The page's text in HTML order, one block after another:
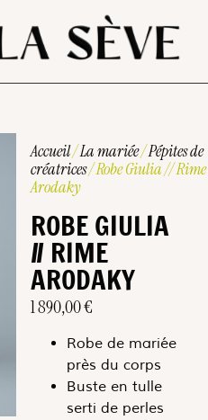
Accueil/La mariée/Pépites de
créatrices/ Robe Giulia // Rime
Arodaky
ROBE GIULIA
// RIME
ARODAKY
1 890,00€
Robe de mariée
près du corps
Buste en tulle
serti de perles